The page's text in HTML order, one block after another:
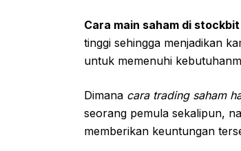
Cara main saham di stockbit
tinggi sehingga menjadikan
untuk memenuhi
Dimana cara trading saham
seorang pemula sekalipun,
memberikan keuntungan